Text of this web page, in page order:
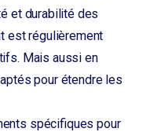
et durabilité des
est régulièrement
Mais aussi en
pour étendre les
spécifiques pour